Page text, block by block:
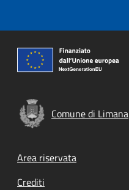
Comune di Limana
Footer menu
Area riservata
Crediti